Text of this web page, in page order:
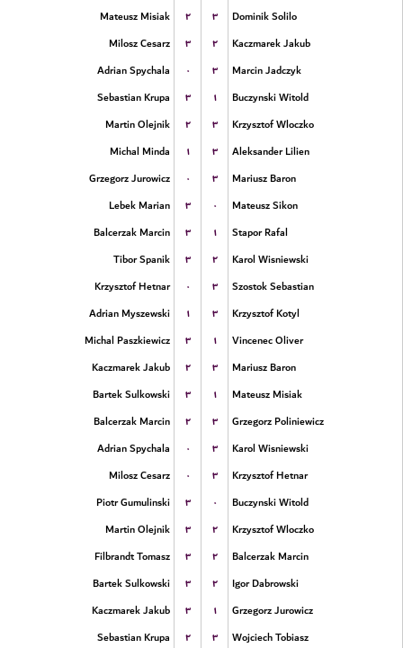
Mateusz Misiak
۲ ۳
Dominik Solilo
Milosz Cesarz
۳ ۲
Kaczmarek Jakub
Adrian Spychala
۰ ۳
Marcin Jadczyk
Sebastian Krupa
۳ ۱
Buczynski Witold
Martin Olejnik
۲ ۳
Krzysztof Wloczko
Michal Minda
۱ ۳
Aleksander Lilien
Grzegorz Jurowicz
۰ ۳
Mariusz Baron
Lebek Marian
۳ ۰
Mateusz Sikon
Balcerzak Marcin
۳ ۱
Stapor Rafal
Tibor Spanik
۳ ۲
Karol Wisniewski
Krzysztof Hetnar
۰ ۳
Szostok Sebastian
Adrian Myszewski
۱ ۳
Krzysztof Kotyl
Michal Paszkiewicz
۳ ۱
Vincenec Oliver
Kaczmarek Jakub
۲ ۳
Mariusz Baron
Bartek Sulkowski
۳ ۱
Mateusz Misiak
Balcerzak Marcin
۲ ۳
Grzegorz Poliniewicz
Adrian Spychala
۰ ۳
Karol Wisniewski
Milosz Cesarz
۰ ۳
Krzysztof Hetnar
Piotr Gumulinski
۳ ۰
Buczynski Witold
Martin Olejnik
۳ ۲
Krzysztof Wloczko
Filbrandt Tomasz
۳ ۲
Balcerzak Marcin
Bartek Sulkowski
۳ ۲
Igor Dabrowski
Kaczmarek Jakub
۳ ۱
Grzegorz Jurowicz
Sebastian Krupa
۲ ۳
Wojciech Tobiasz